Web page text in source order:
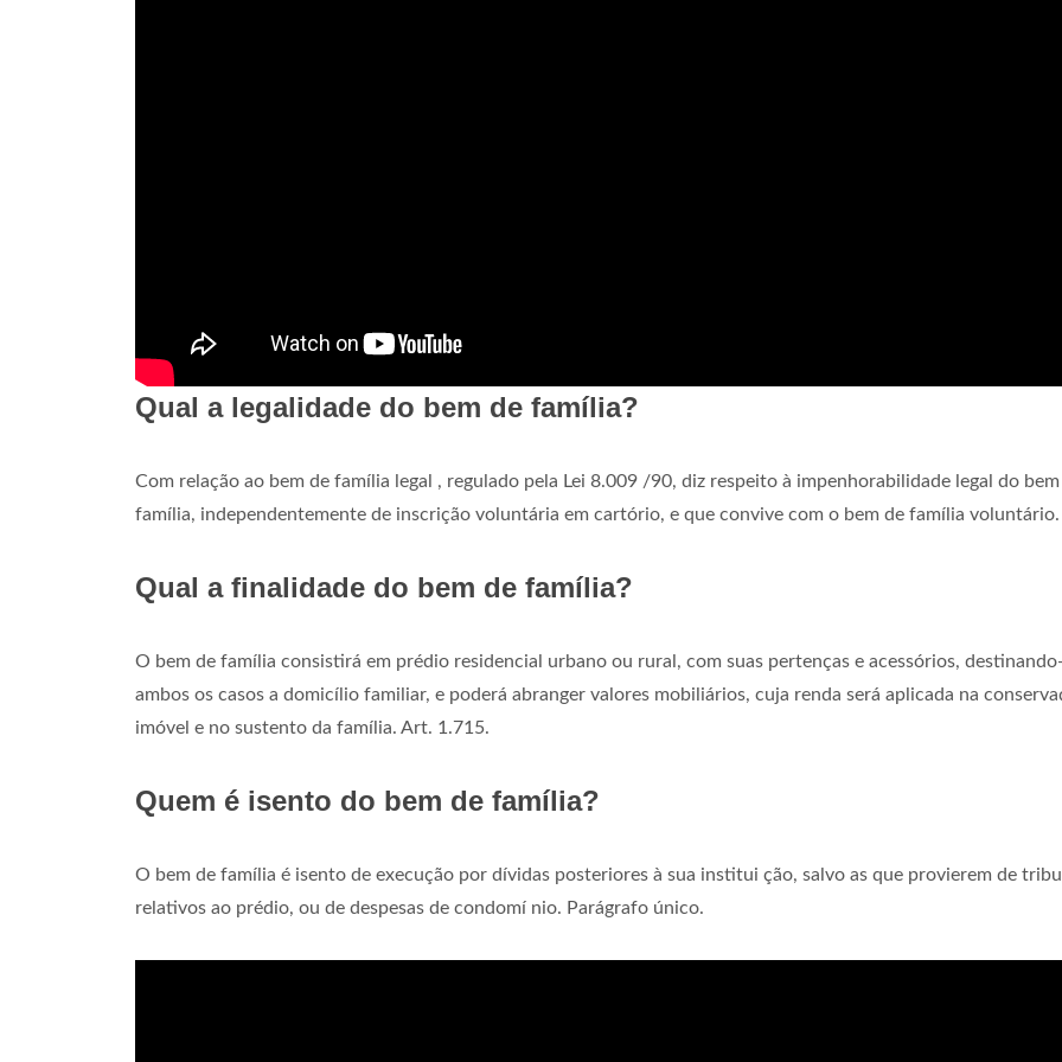
Qual a legalidade do bem de família?
Com relação ao bem de família legal , regulado pela Lei 8.009 /90, diz respeito à impenhorabilidade legal do
família, independentemente de inscrição voluntária em cartório, e que convive com o bem de família voluntário.
Qual a finalidade do bem de família?
O bem de família consistirá em prédio residencial urbano ou rural, com suas pertenças e acessórios,
ambos os casos a domicílio familiar, e poderá abranger valores mobiliários, cuja renda será aplicada na
imóvel e no sustento da família. Art. 1.715.
Quem é isento do bem de família?
O bem de família é isento de execução por dívidas posteriores à sua institui ção, salvo as que provierem de
relativos ao prédio, ou de despesas de condomí nio. Parágrafo único.